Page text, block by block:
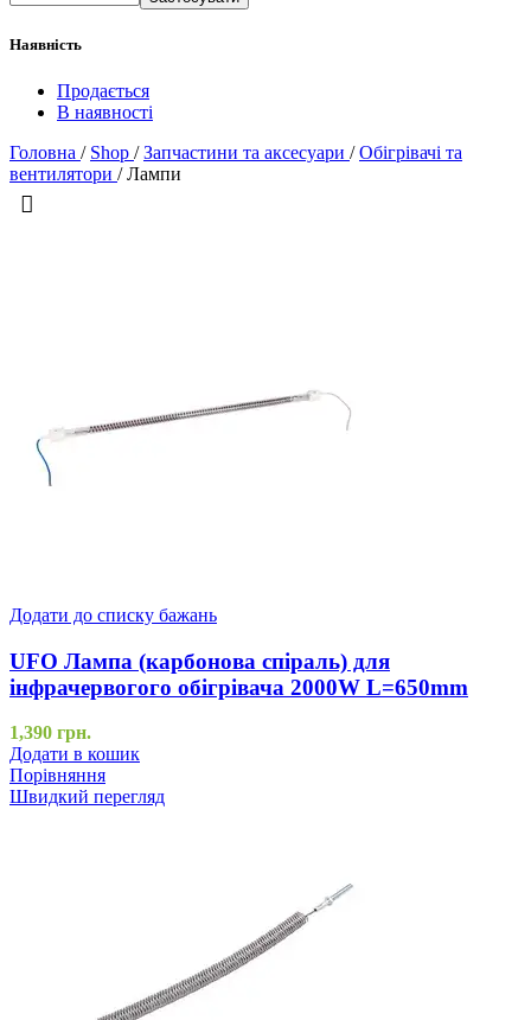
Наявність
Продається
В наявності
Головна / Shop / Запчастини та аксесуари / Обігрівачі та
вентилятори / Лампи
Додати до списку бажань
UFO Лампа (карбонова спіраль) для
інфрачервогого обігрівача 2000W L=650mm
1,390 грн.
Додати в кошик
Порівняння
Швидкий перегляд